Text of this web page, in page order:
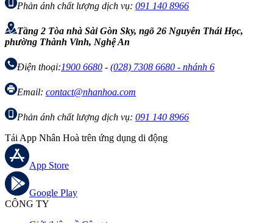
Phản ánh chất lượng dịch vụ: 091 140 8966
Tầng 2 Tòa nhà Sài Gòn Sky, ngõ 26 Nguyễn Thái Học,
phường Thành Vinh, Nghệ An
Điện thoại:1900 6680 - (028) 7308 6680 - nhánh 6
Email: contact@nhanhoa.com
Phản ánh chất lượng dịch vụ: 091 140 8966
Tải App Nhân Hoà trên ứng dụng di động
App Store
Google Play
CÔNG TY